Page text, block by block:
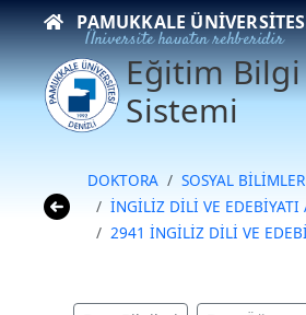
PAMUKKALE
Üniversite hayatın rehberidir
Eğitim Bilgi
Sistemi
DOKTORA
SOSYAL
İNGİLİZ DİLİ VE
2941 İNGİLİZ DİLİ VE